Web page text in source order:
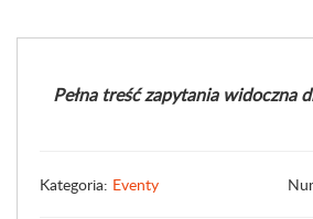
Pełna treść zapytania widoczna
Kategoria: Eventy